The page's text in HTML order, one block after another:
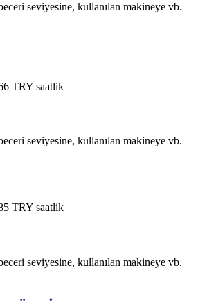
seviyesine, kullanılan makineye vb.
TRY saatlik
seviyesine, kullanılan makineye vb.
TRY saatlik
seviyesine, kullanılan makineye vb.